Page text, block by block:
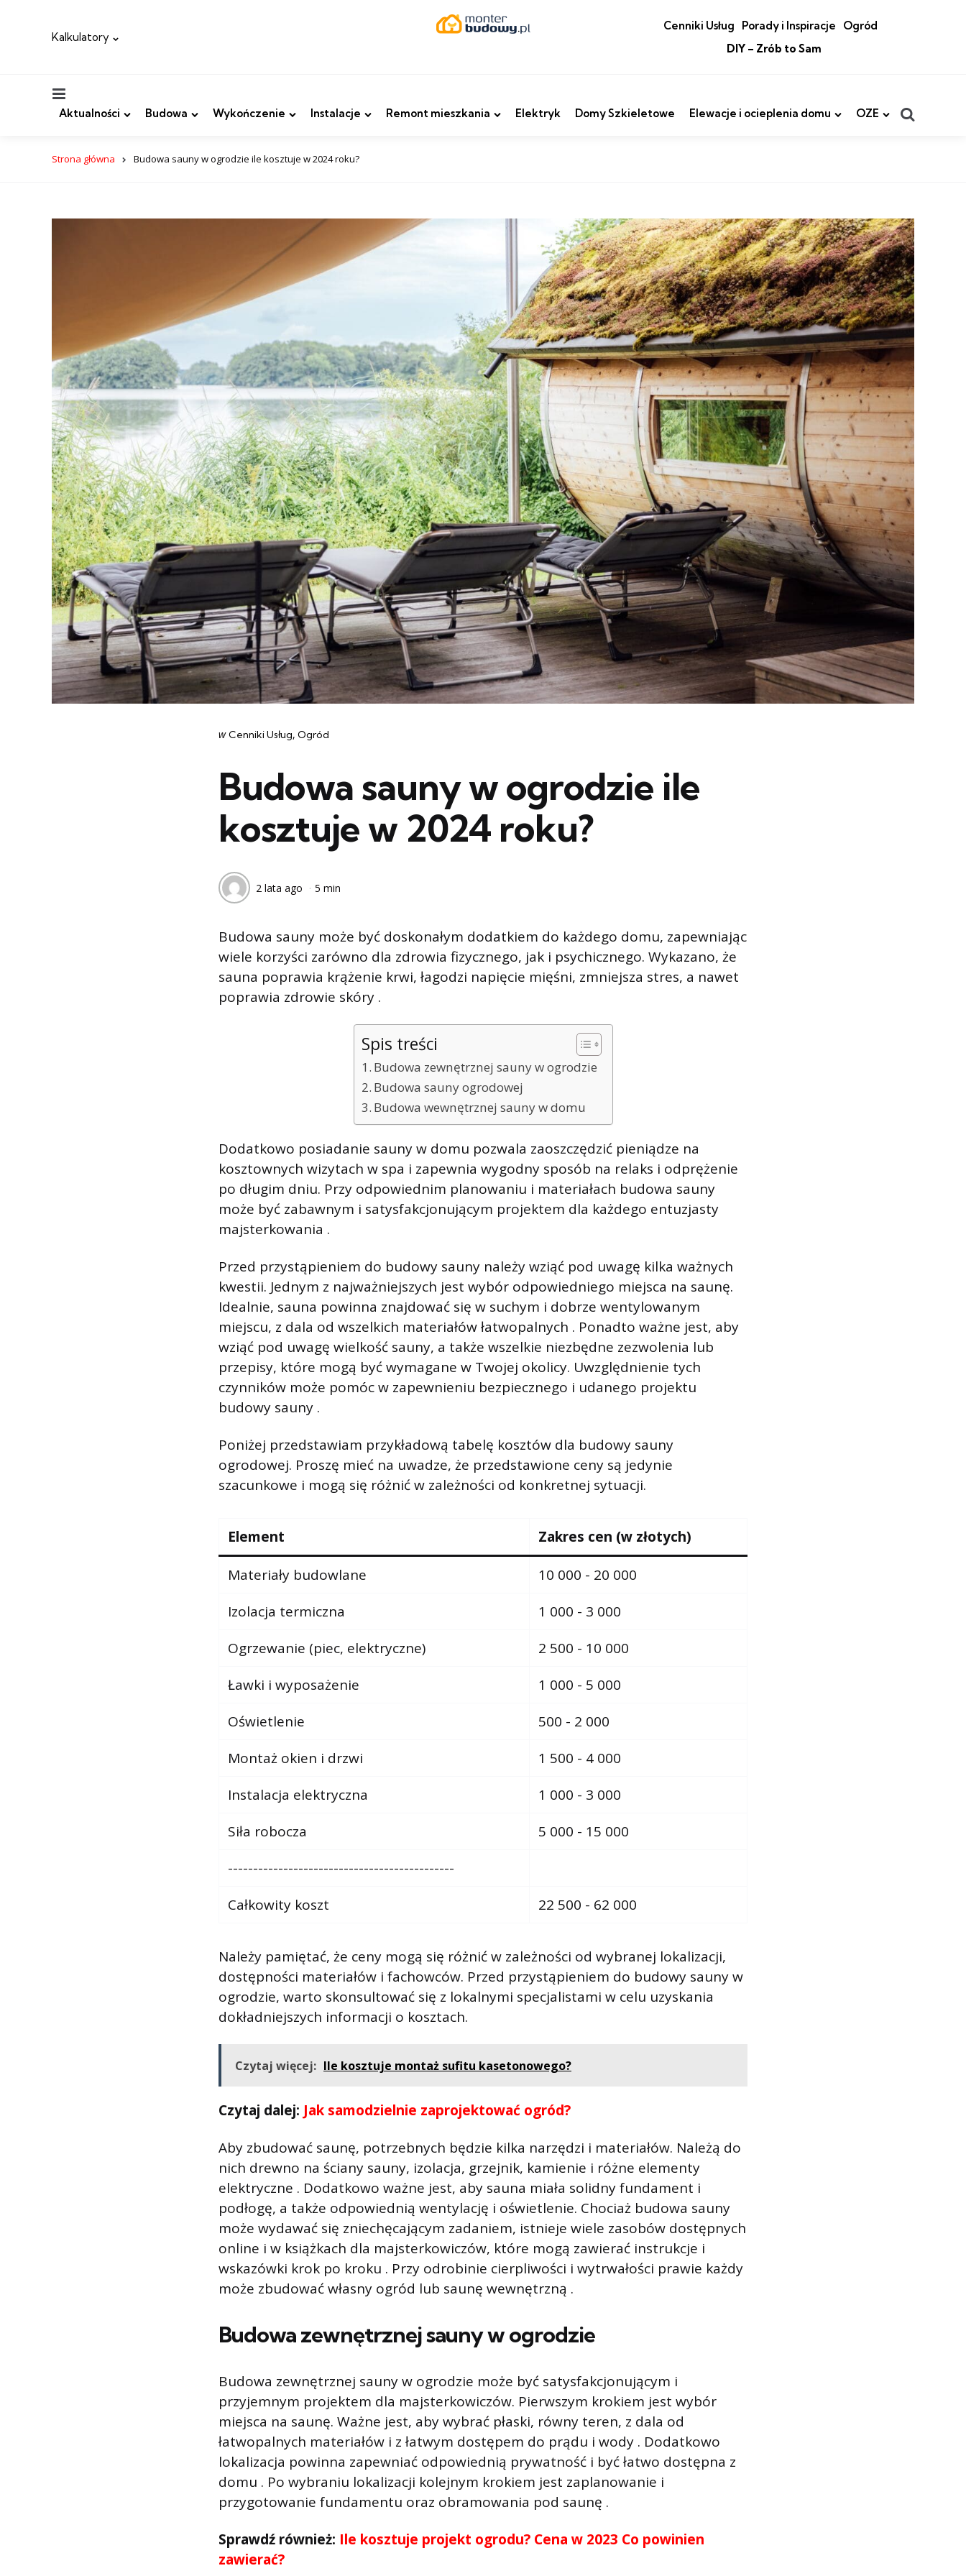
Kalkulatory
Cenniki Usług Porady i Inspiracje
Ogród
DIY – Zrób to Sam
Aktualności Budowa Wykończenie Instalacje Remont mieszkania Elektryk Domy Szkieletowe Elewacje i ocieplenia domu OZE
Strona główna Budowa sauny w ogrodzie ile kosztuje w 2024 roku?
Categories
post
w Cenniki Usług Ogród
Budowa sauny w ogrodzie ile
kosztuje w 2024 roku?
2 lata ago 5 min
Budowa sauny może być doskonałym dodatkiem do każdego domu, zapewniając
wiele korzyści zarówno dla zdrowia fizycznego, jak i psychicznego. Wykazano, że
sauna poprawia krążenie krwi, łagodzi napięcie mięśni, zmniejsza stres, a nawet
poprawia zdrowie skóry .
Spis treści
Budowa zewnętrznej sauny w ogrodzie
Budowa sauny ogrodowej
Budowa wewnętrznej sauny w domu
Dodatkowo posiadanie sauny w domu pozwala zaoszczędzić pieniądze na
kosztownych wizytach w spa i zapewnia wygodny sposób na relaks i odprężenie
po długim dniu. Przy odpowiednim planowaniu i materiałach budowa sauny
może być zabawnym i satysfakcjonującym projektem dla każdego entuzjasty
majsterkowania .
Przed przystąpieniem do budowy sauny należy wziąć pod uwagę kilka ważnych
kwestii. Jednym z najważniejszych jest wybór odpowiedniego miejsca na saunę.
Idealnie, sauna powinna znajdować się w suchym i dobrze wentylowanym
miejscu, z dala od wszelkich materiałów łatwopalnych . Ponadto ważne jest, aby
wziąć pod uwagę wielkość sauny, a także wszelkie niezbędne zezwolenia lub
przepisy, które mogą być wymagane w Twojej okolicy. Uwzględnienie tych
czynników może pomóc w zapewnieniu bezpiecznego i udanego projektu
budowy sauny .
Poniżej przedstawiam przykładową tabelę kosztów dla budowy sauny
ogrodowej. Proszę mieć na uwadze, że przedstawione ceny są jedynie
szacunkowe i mogą się różnić w zależności od konkretnej sytuacji.
Element Zakres cen (w złotych)
Materiały budowlane
10 000 - 20 000
Izolacja termiczna
1 000 - 3 000
Ogrzewanie (piec, elektryczne)
2 500 - 10 000
Ławki i wyposażenie
1 000 - 5 000
Oświetlenie
500 - 2 000
Montaż okien i drzwi
1 500 - 4 000
Instalacja elektryczna
1 000 - 3 000
Siła robocza
5 000 - 15 000
---------------------------------------------
Całkowity koszt
22 500 - 62 000
Należy pamiętać, że ceny mogą się różnić w zależności od wybranej lokalizacji,
dostępności materiałów i fachowców. Przed przystąpieniem do budowy sauny w
ogrodzie, warto skonsultować się z lokalnymi specjalistami w celu uzyskania
dokładniejszych informacji o kosztach.
Czytaj więcej: Ile kosztuje montaż sufitu kasetonowego?
Czytaj dalej: Jak samodzielnie zaprojektować ogród?
Aby zbudować saunę, potrzebnych będzie kilka narzędzi i materiałów. Należą do
nich drewno na ściany sauny, izolacja, grzejnik, kamienie i różne elementy
elektryczne . Dodatkowo ważne jest, aby sauna miała solidny fundament i
podłogę, a także odpowiednią wentylację i oświetlenie. Chociaż budowa sauny
może wydawać się zniechęcającym zadaniem, istnieje wiele zasobów dostępnych
online i w książkach dla majsterkowiczów, które mogą zawierać instrukcje i
wskazówki krok po kroku . Przy odrobinie cierpliwości i wytrwałości prawie każdy
może zbudować własny ogród lub saunę wewnętrzną .
Budowa zewnętrznej sauny w ogrodzie
Budowa zewnętrznej sauny w ogrodzie może być satysfakcjonującym i
przyjemnym projektem dla majsterkowiczów. Pierwszym krokiem jest wybór
miejsca na saunę. Ważne jest, aby wybrać płaski, równy teren, z dala od
łatwopalnych materiałów i z łatwym dostępem do prądu i wody . Dodatkowo
lokalizacja powinna zapewniać odpowiednią prywatność i być łatwo dostępna z
domu . Po wybraniu lokalizacji kolejnym krokiem jest zaplanowanie i
przygotowanie fundamentu oraz obramowania pod saunę .
Sprawdź również: Ile kosztuje projekt ogrodu? Cena w 2023 Co powinien
zawierać?